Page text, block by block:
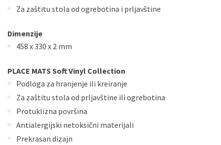
Za zaštitu stola od ogrebotina i prljavštine
Dimenzije
458 x 330 x 2 mm
PLACE MATS Soft Vinyl Collection
Podloga za hranjenje ili kreiranje
Za zaštitu stola od prljavštine ili ogrebotina
Protuklizna površina
Antialergijski netoksični materijali
Prekrasan dizajn